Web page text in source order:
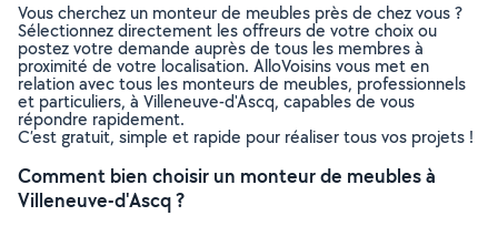
Vous cherchez un monteur de meubles près de chez vous ?
Sélectionnez directement les offreurs de votre choix ou
postez votre demande auprès de tous les membres à
proximité de votre localisation. AlloVoisins vous met en
relation avec tous les monteurs de meubles, professionnels
et particuliers, à Villeneuve-d'Ascq, capables de vous
répondre rapidement.
C’est gratuit, simple et rapide pour réaliser tous vos projets !
Comment bien choisir un monteur de meubles à
Villeneuve-d'Ascq ?